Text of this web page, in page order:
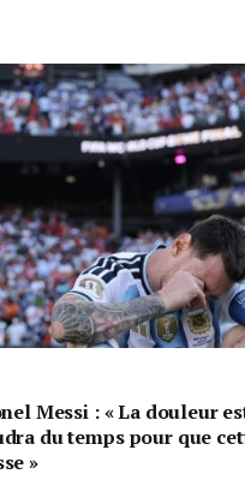
Messi : « La douleur
du temps pour que
»